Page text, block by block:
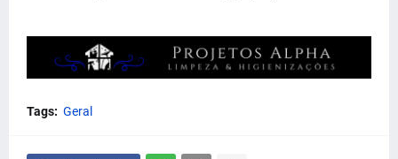
Tags: Geral